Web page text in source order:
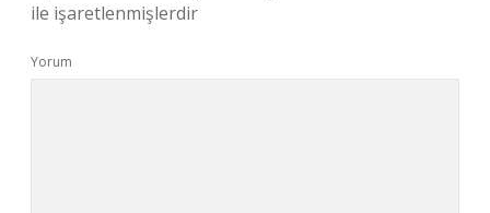
ile işaretlenmişlerdir
Yorum